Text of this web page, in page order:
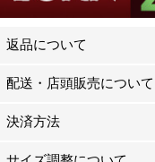
返品について
配送・店頭販売について
決済方法